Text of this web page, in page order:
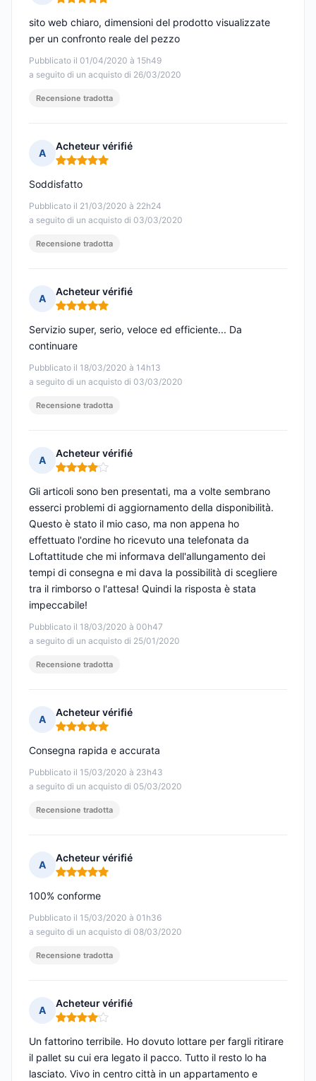
Nota: 5 su 5
Pubblicato il 01/04/2020 à 15h49
a seguito di un acquisto di 26/03/2020
sito web chiaro, dimensioni del prodotto visualizzate
per un confronto reale del pezzo
Recensione tradotta
A
Acheteur vérifié
Nota: 5 su 5
Pubblicato il 21/03/2020 à 22h24
a seguito di un acquisto di 03/03/2020
Soddisfatto
Recensione tradotta
A
Acheteur vérifié
Nota: 5 su 5
Pubblicato il 18/03/2020 à 14h13
a seguito di un acquisto di 03/03/2020
Servizio super, serio, veloce ed efficiente... Da
continuare
Recensione tradotta
A
Acheteur vérifié
Nota: 4 su 5
Pubblicato il 18/03/2020 à 00h47
a seguito di un acquisto di 25/01/2020
Gli articoli sono ben presentati, ma a volte sembrano
esserci problemi di aggiornamento della disponibilità.
Questo è stato il mio caso, ma non appena ho
effettuato l'ordine ho ricevuto una telefonata da
Loftattitude che mi informava dell'allungamento dei
tempi di consegna e mi dava la possibilità di scegliere
tra il rimborso o l'attesa! Quindi la risposta è stata
impeccabile!
Recensione tradotta
A
Acheteur vérifié
Nota: 5 su 5
Pubblicato il 15/03/2020 à 23h43
a seguito di un acquisto di 05/03/2020
Consegna rapida e accurata
Recensione tradotta
A
Acheteur vérifié
Nota: 5 su 5
Pubblicato il 15/03/2020 à 01h36
a seguito di un acquisto di 08/03/2020
100% conforme
Recensione tradotta
A
Acheteur vérifié
Nota: 4 su 5
Un fattorino terribile. Ho dovuto lottare per fargli ritirare
il pallet su cui era legato il pacco. Tutto il resto lo ha
lasciato. Vivo in centro città in un appartamento e